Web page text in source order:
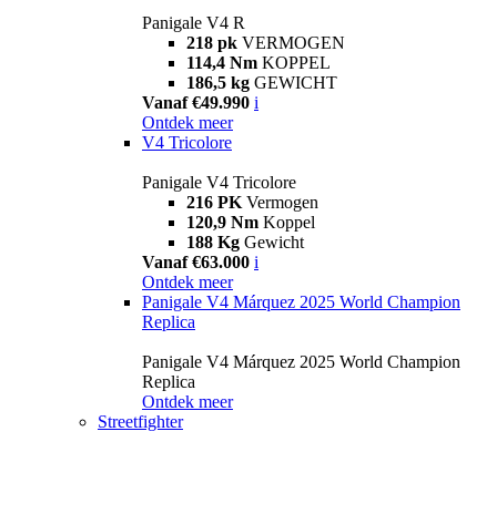
Panigale V4 R
218 pk VERMOGEN
114,4 Nm KOPPEL
186,5 kg GEWICHT
Vanaf €49.990 i
Ontdek meer
V4 Tricolore
Panigale V4 Tricolore
216 PK Vermogen
120,9 Nm Koppel
188 Kg Gewicht
Vanaf €63.000 i
Ontdek meer
Panigale V4 Márquez 2025 World Champion
Replica
Panigale V4 Márquez 2025 World Champion
Replica
Ontdek meer
Streetfighter